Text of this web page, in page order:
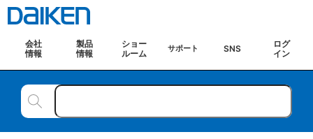
会社
情報
製品
情報
ショー
ルーム
サポート SNS
ログ
イン